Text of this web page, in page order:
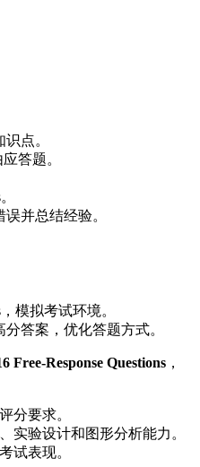
点。
答题。
并总结经验。
模拟考试环境。
答案，优化答题方式。
Free-Response Questions ，
分要求。
实验设计和图形分析能力。
试表现。